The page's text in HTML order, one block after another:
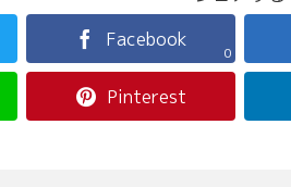
Facebook
0
Pinterest